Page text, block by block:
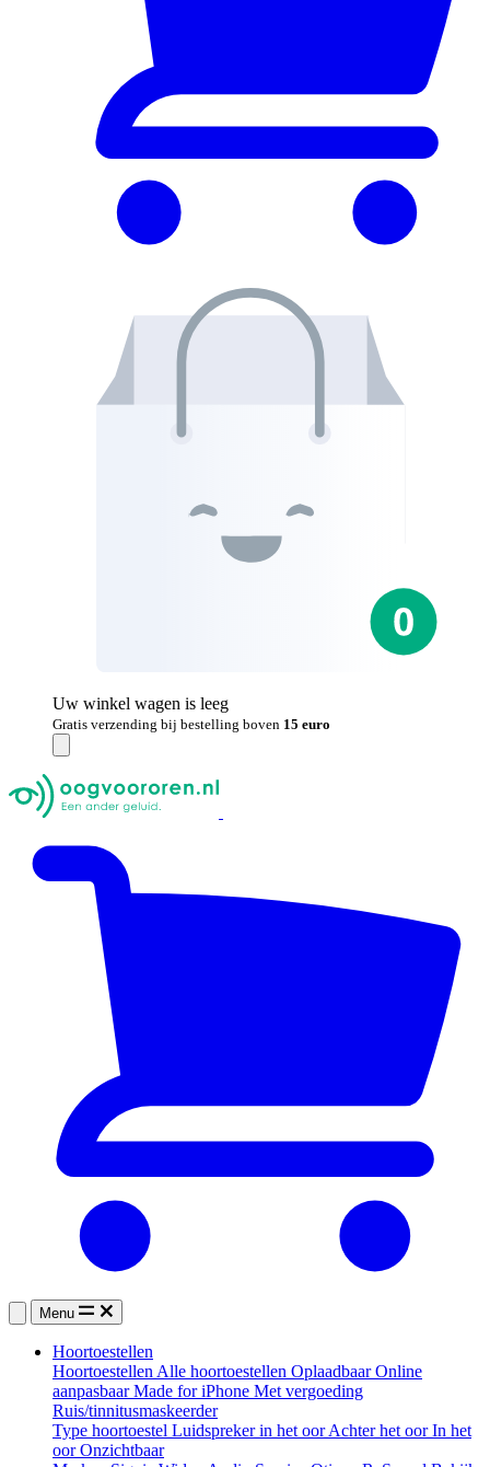
Uw winkel wagen is leeg
Gratis verzending bij bestelling boven 15 euro
Menu
Hoortoestellen
Hoortoestellen Alle hoortoestellen OplaadbaarOnline
aanpasbaarMade for iPhone Met vergoeding
Ruis/tinnitusmaskeerder
Type hoortoestel Luidspreker in het oorAchter het oorIn het
oorOnzichtbaar